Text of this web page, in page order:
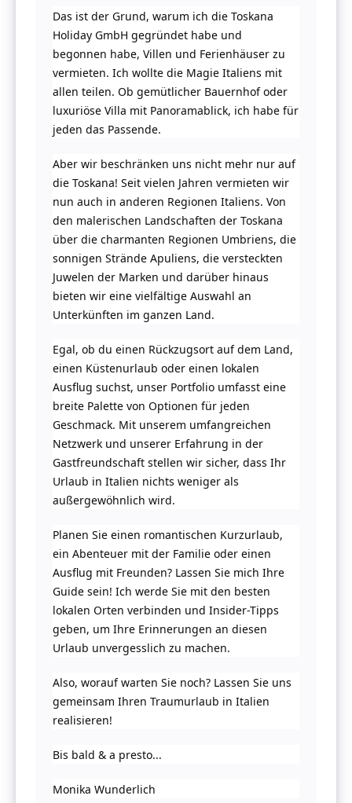
Das ist der Grund, warum ich die Toskana
Holiday GmbH gegründet habe und
begonnen habe, Villen und Ferienhäuser zu
vermieten. Ich wollte die Magie Italiens mit
allen teilen. Ob gemütlicher Bauernhof oder
luxuriöse Villa mit Panoramablick, ich habe für
jeden das Passende.
Aber wir beschränken uns nicht mehr nur auf
die Toskana! Seit vielen Jahren vermieten wir
nun auch in anderen Regionen Italiens. Von
den malerischen Landschaften der Toskana
über die charmanten Regionen Umbriens, die
sonnigen Strände Apuliens, die versteckten
Juwelen der Marken und darüber hinaus
bieten wir eine vielfältige Auswahl an
Unterkünften im ganzen Land.
Egal, ob du einen Rückzugsort auf dem Land,
einen Küstenurlaub oder einen lokalen
Ausflug suchst, unser Portfolio umfasst eine
breite Palette von Optionen für jeden
Geschmack. Mit unserem umfangreichen
Netzwerk und unserer Erfahrung in der
Gastfreundschaft stellen wir sicher, dass Ihr
Urlaub in Italien nichts weniger als
außergewöhnlich wird.
Planen Sie einen romantischen Kurzurlaub,
ein Abenteuer mit der Familie oder einen
Ausflug mit Freunden? Lassen Sie mich Ihre
Guide sein! Ich werde Sie mit den besten
lokalen Orten verbinden und Insider-Tipps
geben, um Ihre Erinnerungen an diesen
Urlaub unvergesslich zu machen.
Also, worauf warten Sie noch? Lassen Sie uns
gemeinsam Ihren Traumurlaub in Italien
realisieren!
Bis bald & a presto...
Monika Wunderlich